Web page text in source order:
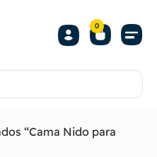
0
“Cama Nido para